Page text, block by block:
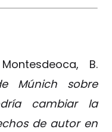
B.
Múnich sobre
cambiar la
de autor en